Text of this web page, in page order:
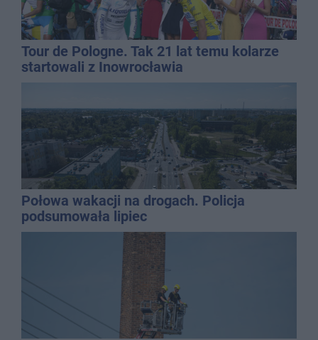
Tour de Pologne. Tak 21 lat temu kolarze
startowali z Inowrocławia
Połowa wakacji na drogach. Policja
podsumowała lipiec